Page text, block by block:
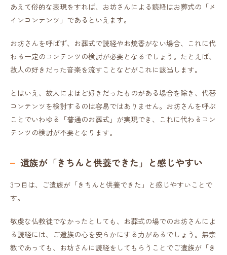
あえて俗的な表現をすれば、お坊さんによる読経はお葬式の「メ
インコンテンツ」であるといえます。
お坊さんを呼ばず、お葬式で読経やお焼香がない場合、これに代
わる一定のコンテンツの検討が必要となるでしょう。たとえば、
故人の好きだった音楽を流すことなどがこれに該当します。
とはいえ、故人によほど好きだったものがある場合を除き、代替
コンテンツを検討するのは容易ではありません。お坊さんを呼ぶ
ことでいわゆる「普通のお葬式」が実現でき、これに代わるコン
テンツの検討が不要となります。
遺族が「きちんと供養できた」と感じやすい
3つ目は、ご遺族が「きちんと供養できた」と感じやすいことで
す。
敬虔な仏教徒でなかったとしても、お葬式の場でのお坊さんによ
る読経には、ご遺族の心を安らかにする力があるでしょう。無宗
教であっても、お坊さんに読経をしてもらうことでご遺族が「き